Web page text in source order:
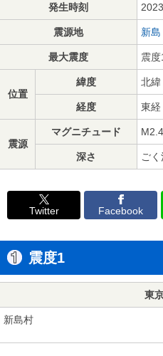
発生時刻
震源地 新
最大震度 震度
位置
緯度 北
経度 東
震源
マグニチュード M2.4
深さ ご
Twitter Facebook
震度1
東
新島村